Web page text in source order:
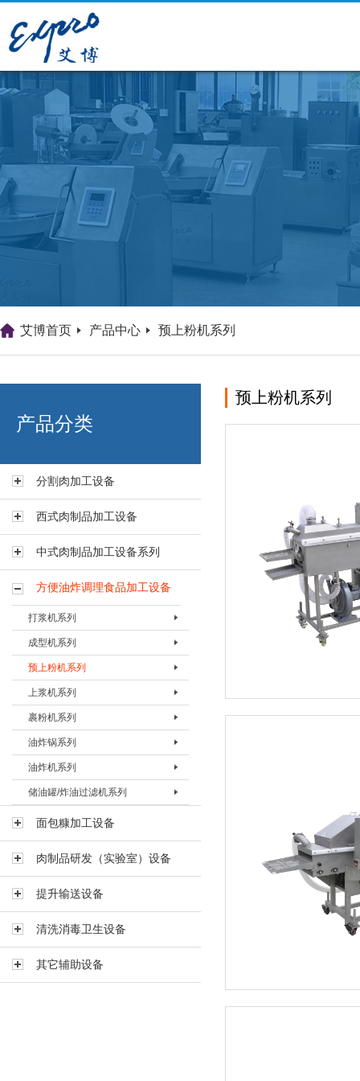
艾博肉类科技（浙江）有限
艾博首页 产品中心 预上粉机系列
产品分类
分割肉加工设备
西式肉制品加工设备
中式肉制品加工设备系列
方便油炸调理食品加工设备
打浆机系列
打浆机BDJJ-80
打浆机BDJJ-135
打浆机BDJJ-200
成型机系列
肉饼成型机BHBJ-I
肉饼成型机BHBJ-II
成型机BFMJ-400
预上粉机系列
预上粉机BSFJ-I-200
预上粉机BSFJ-I-400
预上粉机BSFJ-I-600
上浆机系列
上浆机BSJJ-200B
上浆机BSJJ-200T
上浆机BSJJ-400B
上浆机BSJJ-400T
上浆机BSJJ-600B
上浆机BSJJ-600T
裹粉机系列
裹粉机BSFJ-II-200
裹粉机 BSFJ-II-400
裹粉机BSFJ-II-600
裹粉机BSFJ-III-600
油炸锅系列
油炸锅BYZG-20
油炸锅BYZG-40
油炸锅BYZG-125
油炸机系列
油炸机BYZJ-II-400
油炸机BYZJ-II-600
油炸机BYZJ-II-900
油炸机BYZJ-V-200
油炸机BYZJ-V-200L
储油罐/炸油过滤机系列
储油罐BYG-600
储油罐BYG-2000
煎炸油过滤机BLYJ-60
煎炸油过滤机BLYJ-130
面包糠加工设备
肉制品研发（实验室）设备
提升输送设备
清洗消毒卫生设备
其它辅助设备
预上粉机系列